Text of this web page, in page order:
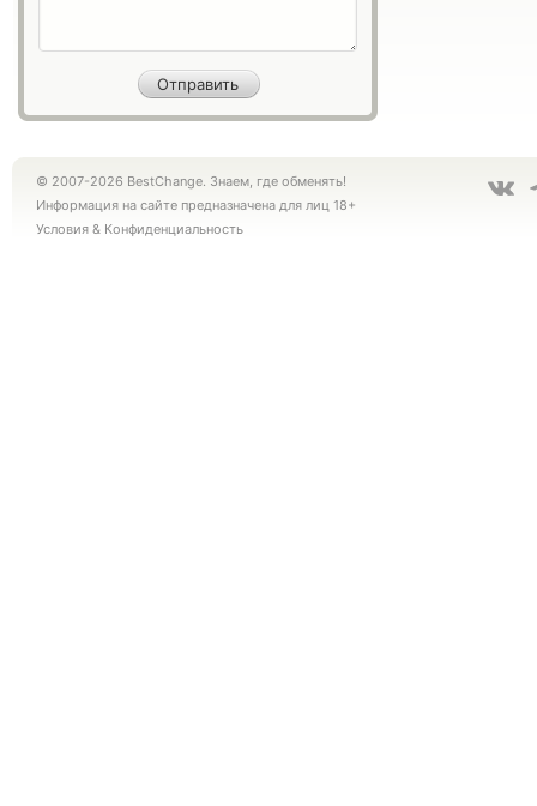
© 2007-2026 BestChange. Знаем, где обменять!
Информация на сайте предназначена для лиц 18+
Условия & Конфиденциальность